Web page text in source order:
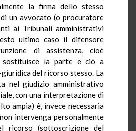
la firma dello stesso
un avvocato (o procuratore
ai Tribunali amministrativi
ultimo caso il difensore
di assistenza, cioè
sostituisce la parte e ciò a
del ricorso stesso. La
nel giudizio amministrativo
con una interpretazione di
ampia) è, invece necessaria
intervenga personalmente
ricorso (sottoscrizione del